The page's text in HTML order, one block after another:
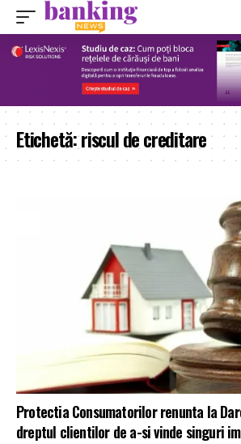
Etichetă:riscul de creditare
Protectia Consumatorilor renunta la
dreptul clientilor de a-si vinde singuri